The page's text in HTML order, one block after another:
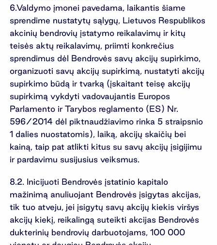
Valdymo įmonei pavedama, laikantis šiame
sprendime nustatytų sąlygų, Lietuvos Respublikos
akcinių bendrovių įstatymo reikalavimų ir kitų
teisės aktų reikalavimų, priimti konkrečius
sprendimus dėl Bendrovės savų akcijų supirkimo,
organizuoti savų akcijų supirkimą, nustatyti akcijų
supirkimo būdą ir tvarką (įskaitant teisę akcijų
supirkimą vykdyti vadovaujantis Europos
Parlamento ir Tarybos reglamento (ES) Nr.
596/2014 dėl piktnaudžiavimo rinka 5 straipsnio
1 dalies nuostatomis), laiką, akcijų skaičių bei
kainą, taip pat atlikti kitus su savų akcijų įsigijimu
ir pardavimu susijusius veiksmus.
8.2. Inicijuoti Bendrovės įstatinio kapitalo
mažinimą anuliuojant Bendrovės įsigytas akcijas,
tik tuo atveju, jei įsigytų savų akcijų kiekis viršys
akcijų kiekį, reikalingą suteikti akcijas Bendrovės
dukterinių bendrovių darbuotojams, 100 000